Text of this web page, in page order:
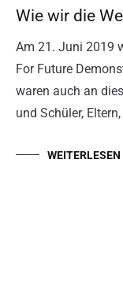
Wie wir die
Am 21. Juni 2019
For Future
waren auch an
und Schüler,
WEITERLESEN